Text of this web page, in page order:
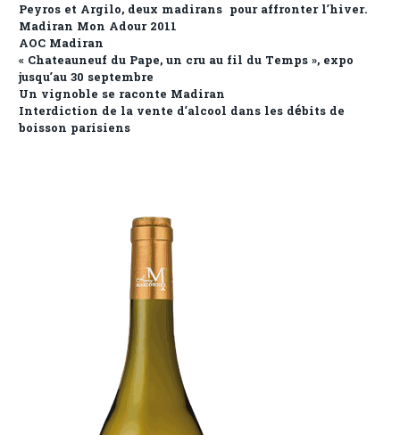
Peyros et Argilo, deux madirans pour affronter l’hiver.
Madiran Mon Adour 2011
AOC Madiran
« Chateauneuf du Pape, un cru au fil du Temps », expo
jusqu’au 30 septembre
Un vignoble se raconte Madiran
Interdiction de la vente d’alcool dans les débits de
boisson parisiens